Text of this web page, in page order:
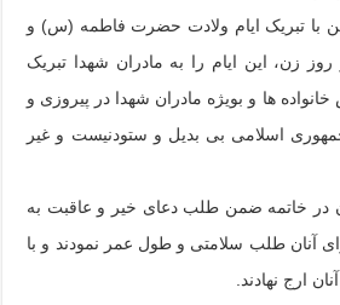
با تبریک ایام ولادت حضرت فاطمه (س) و
زن، این ایام را به مادران شهدا تبریک
خانواده ها و بویژه مادران شهدا در پیروزی و
اسلامی بی بدیل و ستودنیست و غیر
در خاتمه ضمن طلب دعای خیر و عاقبت به
آنان طلب سلامتی و طول عمر نمودند و با
ارج نهادند.